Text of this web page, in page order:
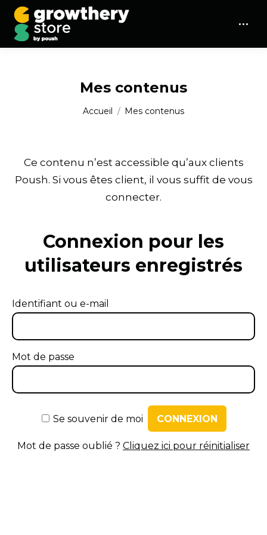
Mes contenus
Vous êtes ici :
Accueil Mes contenus
Ce contenu n’est accessible qu’aux clients
Poush. Si vous êtes client, il vous suffit de vous
connecter.
Connexion pour les
utilisateurs enregistrés
Identifiant ou e-mail
Mot de passe
Se souvenir de moi
Mot de passe oublié ? Cliquez ici pour réinitialiser